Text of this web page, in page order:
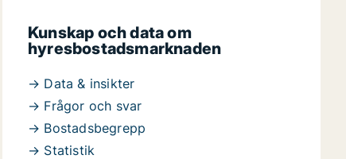
Kunskap och data om
hyresbostadsmarknaden
→ Data & insikter
→ Frågor och svar
→ Bostadsbegrepp
→ Statistik